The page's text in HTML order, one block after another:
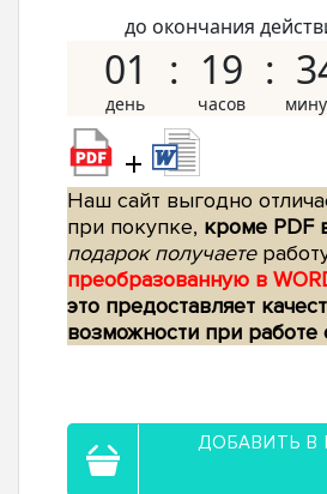
до окончания
01 19
+
Наш сайт выгодно
при покупке, кроме PDF
подарок получаете
преобразованную в
это предоставляет
возможности при работе
ДОБАВИТЬ В